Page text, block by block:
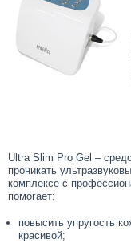
Ultra Slim Pro Gel –
проникать
комплексе с
помогает:
повысить упругость
красивой;